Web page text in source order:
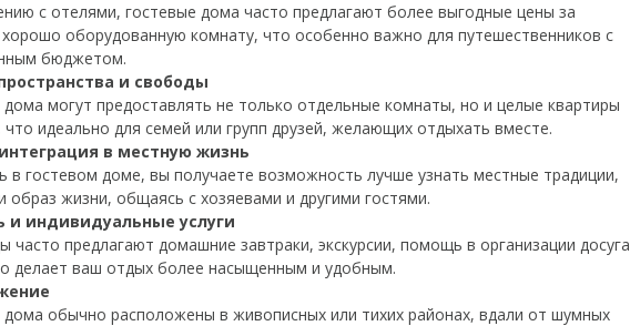
с отелями, гостевые дома часто предлагают более выгодные цены за
оборудованную комнату, что особенно важно для путешественников с
бюджетом.
и свободы
дома могут предоставлять не только отдельные комнаты, но и целые квартиры
идеально для семей или групп друзей, желающих отдыхать вместе.
в местную жизнь
в гостевом доме, вы получаете возможность лучше узнать местные традиции,
образ жизни, общаясь с хозяевами и другими гостями.
и индивидуальные услуги
часто предлагают домашние завтраки, экскурсии, помощь в организации досуга
делает ваш отдых более насыщенным и удобным.
дома обычно расположены в живописных или тихих районах, вдали от шумных